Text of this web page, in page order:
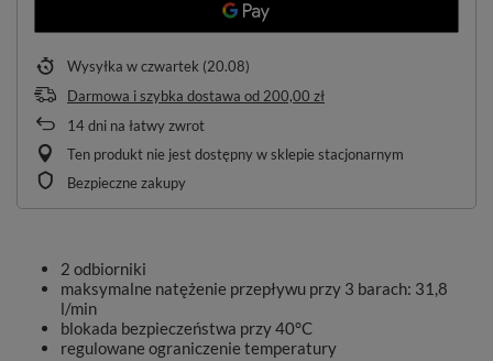
Wysyłka w czwartek (20.08)
Darmowa i szybka dostawa od200,00 zł
14dni na łatwy zwrot
Ten produkt nie jest dostępny w sklepie stacjonarnym
Bezpieczne zakupy
2 odbiorniki
maksymalne natężenie przepływu przy 3 barach: 31,8
l/min
blokada bezpieczeństwa przy 40°C
regulowane ograniczenie temperatury